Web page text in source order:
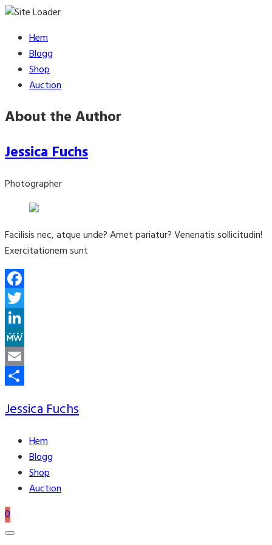
Skip
content
Hem
Blogg
Shop
Auction
About the Author
Jessica Fuchs
Photographer
Facilisis nec, atque unde? Amet pariatur? Venenatis sollicitudin!
Exercitationem sunt
Facebook
Twitter
LinkedIn
MeWe
Email
Jessica Fuchs
Hem
Blogg
Shop
Auction
0